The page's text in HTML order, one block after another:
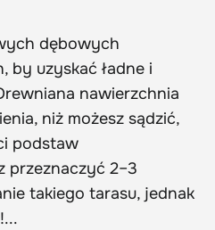
dębowych
by uzyskać ładne i
nawierzchnia
niż możesz sądzić,
podstaw
przeznaczyć 2–3
takiego tarasu, jednak